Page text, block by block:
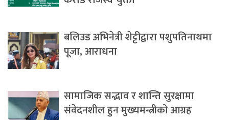
बलिउड अभिनेत्री शेट्टीद्वारा पशुपतिनाथमा
पूजा, आराधना
सामाजिक सद्भाव र शान्ति सुरक्षामा
संवेदनशील हुन मुख्यमन्त्रीको आग्रह